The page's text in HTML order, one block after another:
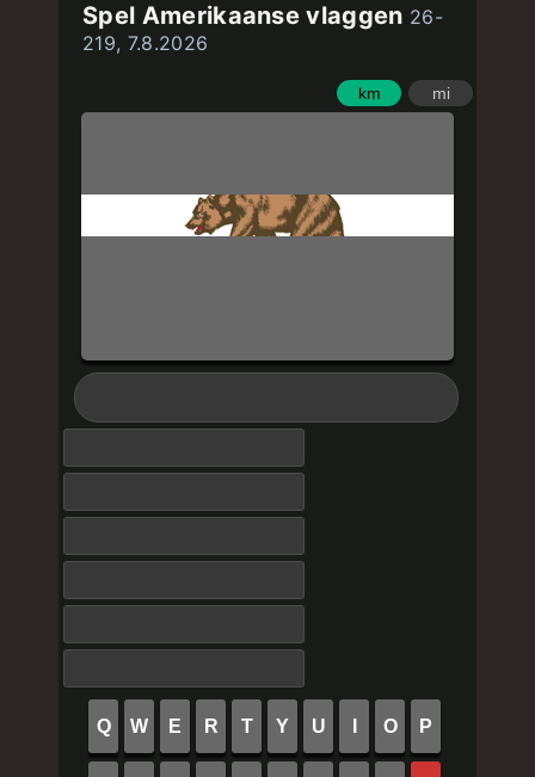
Spel Amerikaanse vlaggen 26-
219, 7.8.2026
km mi
Q W E R T Y U O P